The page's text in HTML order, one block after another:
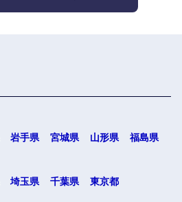
岩手県 宮城県 山形県 福島県
埼玉県 千葉県
東京都